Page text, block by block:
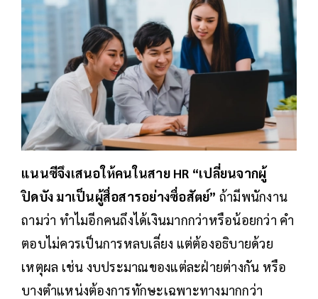
แนนซีจึงเสนอให้คนในสาย HR “เปลี่ยนจากผู้
ปิดบัง มาเป็นผู้สื่อสารอย่างซื่อสัตย์” ถ้ามีพนักงาน
ถามว่า ทำไมอีกคนถึงได้เงินมากกว่าหรือน้อยกว่า คำ
ตอบไม่ควรเป็นการหลบเลี่ยง แต่ต้องอธิบายด้วย
เหตุผล เช่น งบประมาณของแต่ละฝ่ายต่างกัน หรือ
บางตำแหน่งต้องการทักษะเฉพาะทางมากกว่า